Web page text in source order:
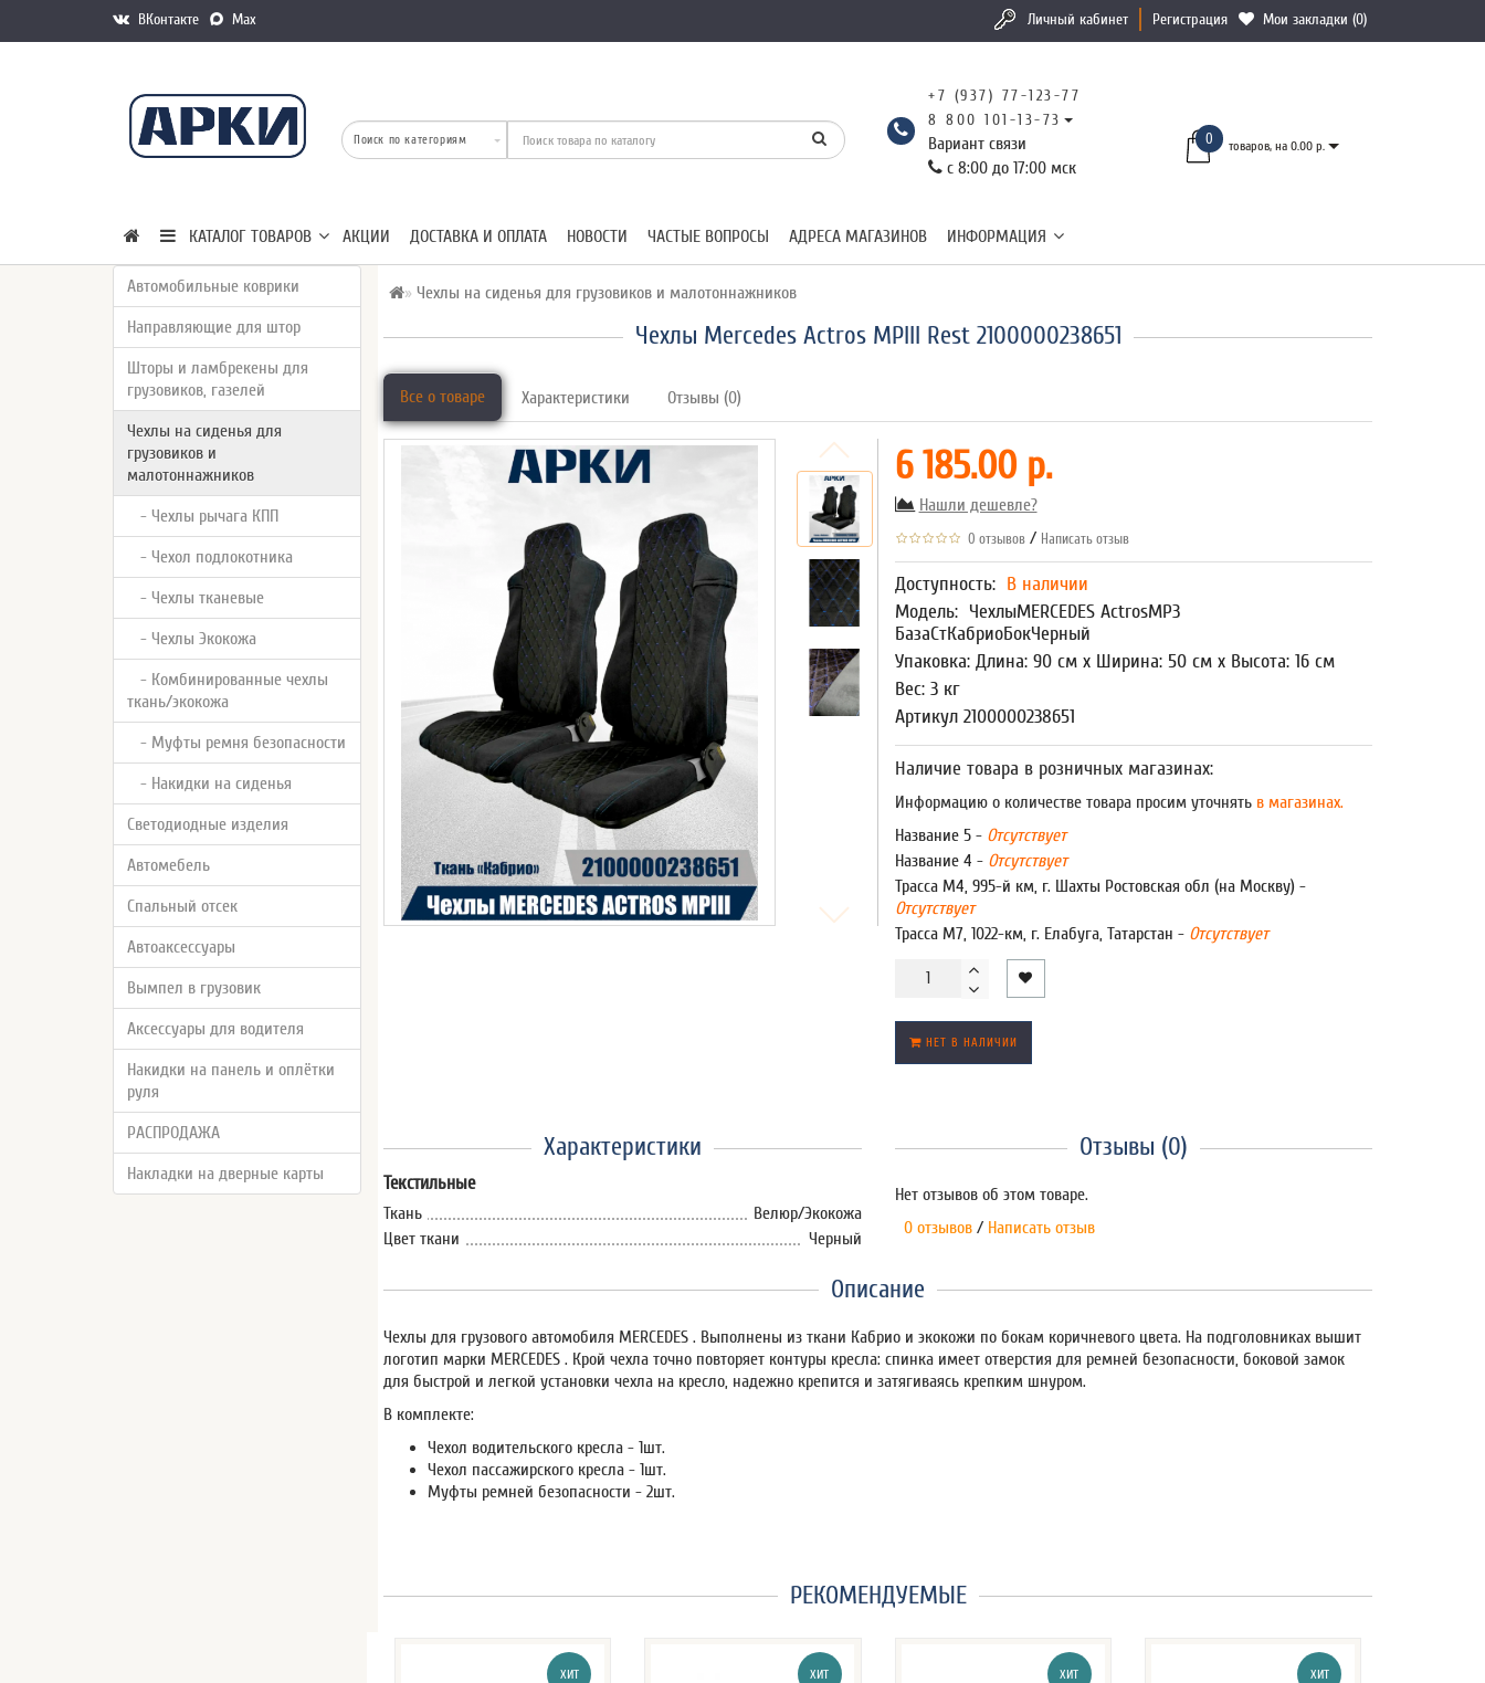
ВКонтакте Max Личный кабинет Регистрация Мои закладки (0)
+7 (937) 77-123-77
8 800 101-13-73
Вариант связи
с 8:00 до 17:00 мск
0 товаров, на 0.00 р.
КАТАЛОГ ТОВАРОВ АКЦИИ ДОСТАВКА И ОПЛАТА НОВОСТИ ЧАСТЫЕ ВОПРОСЫ АДРЕСА МАГАЗИНОВ ИНФОРМАЦИЯ
Автомобильные коврики
Направляющие для штор
Шторы и ламбрекены для
грузовиков, газелей
Чехлы на сиденья для
грузовиков и
малотоннажников
- Чехлы рычага КПП
- Чехол подлокотника
- Чехлы тканевые
- Чехлы Экокожа
- Комбинированные чехлы
ткань/экокожа
- Муфты ремня безопасности
- Накидки на сиденья
Светодиодные изделия
Автомебель
Спальный отсек
Автоаксессуары
Вымпел в грузовик
Аксессуары для водителя
Накидки на панель и оплётки
руля
РАСПРОДАЖА
Накладки на дверные карты
Чехлы на сиденья для грузовиков и малотоннажников
Чехлы Mercedes Actros MPIII Rest 2100000238651
Все о товаре Характеристики Отзывы (0)
6 185.00 р.
Нашли дешевле?
0 отзывов / Написать отзыв
Доступность: В наличии
Модель: ЧехлыMERCEDES ActrosMP3
БазаСтКабриоБокЧерный
Упаковка: Длина: 90 см x Ширина: 50 см x Высота: 16 см
Вес: 3 кг
Артикул 2100000238651
Наличие товара в розничных магазинах:
Информацию о количестве товара просим уточнятьв магазинах.
Название 5 - Отсутствует
Название 4 - Отсутствует
Трасса М4, 995-й км, г. Шахты Ростовская обл (на Москву) -
Отсутствует
Трасса М7, 1022-км, г. Елабуга, Татарстан - Отсутствует
НЕТ В НАЛИЧИИ
Характеристики
Текстильные
Ткань
Велюр/Экокожа
Цвет ткани
Черный
Отзывы (0)
Нет отзывов об этом товаре.
0 отзывов / Написать отзыв
Описание
Чехлы для грузового автомобиля MERCEDES . Выполнены из ткани Кабрио и экокожи по бокам коричневого цвета. На подголовниках вышит
логотип марки MERCEDES . Крой чехла точно повторяет контуры кресла: спинка имеет отверстия для ремней безопасности, боковой замок
для быстрой и легкой установки чехла на кресло, надежно крепится и затягиваясь крепким шнуром.
В комплекте:
Чехол водительского кресла - 1шт.
Чехол пассажирского кресла - 1шт.
Муфты ремней безопасности - 2шт.
РЕКОМЕНДУЕМЫЕ
ХИТ ХИТ ХИТ ХИТ